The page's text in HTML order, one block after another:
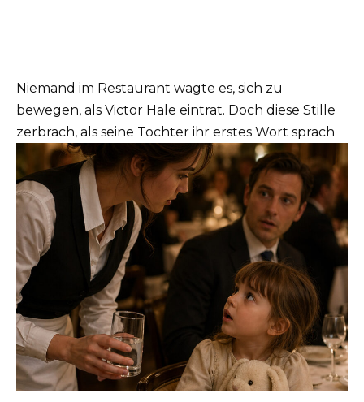
Niemand im Restaurant wagte es, sich zu
bewegen, als Victor Hale eintrat. Doch diese Stille
zerbrach, als seine Tochter ihr erstes Wort sprach